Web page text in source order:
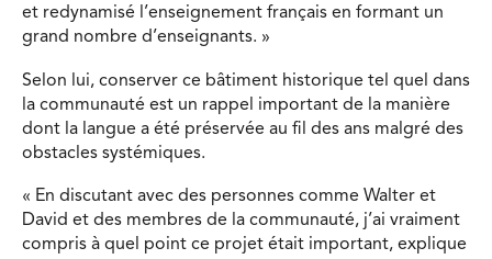
et redynamisé l’enseignement français en formant un
grand nombre d’enseignants. »
Selon lui, conserver ce bâtiment historique tel quel dans
la communauté est un rappel important de la manière
dont la langue a été préservée au fil des ans malgré des
obstacles systémiques.
« En discutant avec des personnes comme Walter et
David et des membres de la communauté, j’ai vraiment
compris à quel point ce projet était important, explique